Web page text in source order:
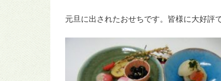
元旦に出されたおせちです。皆様に大好評